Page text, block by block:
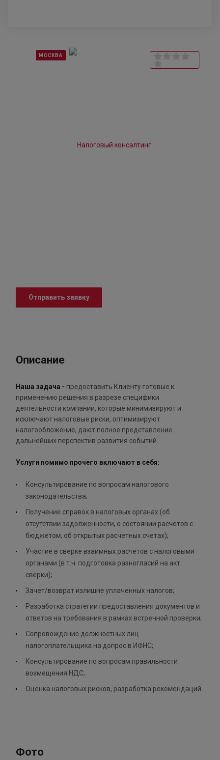
МОСКВА
Отправить заявку
Описание
Наша задача - предоставить Клиенту готовые к
применению решения в разрезе специфики
деятельности компании, которые минимизируют и
исключают налоговые риски, оптимизируют
налогообложение, дают полное представление
дальнейших перспектив развития событий.
Услуги помимо прочего включают в себя:
Консультирование по вопросам налогового
законодательства;
Получение справок в налоговых органах (об
отсутствии задолженности, о состоянии расчетов с
бюджетом, об открытых расчетных счетах);
Участие в сверке взаимных расчетов с налоговыми
органами (в т.ч. подготовка разногласий на акт
сверки);
Зачет/возврат излишне уплаченных налогов;
Разработка стратегии предоставления документов и
ответов на требования в рамках встречной проверки;
Сопровождение должностных лиц
налогоплательщика на допрос в ИФНС;
Консультирование по вопросам правильности
возмещения НДС;
Оценка налоговых рисков, разработка рекомендаций.
Фото